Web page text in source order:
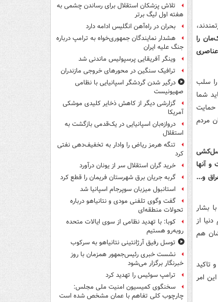
را
را سلب
شما
حمایت
مردم
و آنها
و...
بشار
از
هم
تاکید
امر
تلاش پزشکان استقلال برای رساندن چشمی به
هفته اول لیگ برتر
بحران در راه‌آهن انگلیس ادامه دارد
هشدار نمایندگان جمهوری‌خواه به ترامپ درباره
جنگ علیه ایران
وینگر آفریقایی پرسپولیس ماندنی شد
ترافیک سنگین در محورهای خروجی مازندران
درگیر شدن گردشگر اسپانیایی با نظامی
صهیونیست
گزارشی دیگر از کاهش ذخایر کلیدی موشکی
آمریکا
دروازه‌بان اسپانیایی در یک‌قدمی بازگشت به
استقلال
تنگه هرمز ریاض را وادار به تخفیف‌دهی نفتی
کرد
خرید گران استقلال سر از یونان درآورد
گربه جریان برق شهرستان فریمان را قطع کرد
استانبول میزبان سوپرجام اسپانیا شد
گفت وگوی تلفنی مودی و نتانیاهو درباره
تحولات منطقه‌ای
کوبا: با تهدید نظامی از سوی ایالات متحده
روبه‌رو هستیم
توسل رفیق آرژانتینی نتانیاهو به سرکوب
نشست خبری رئیس‌جمهور همزمان با روز
خبرنگار برگزار می‌شود
ترامپ سوئیس را تهدید کرد
سخنگوی کمیسیون امنیت ملی مجلس:
چارچوب کلی تفاهم با عمان مشخص شده است